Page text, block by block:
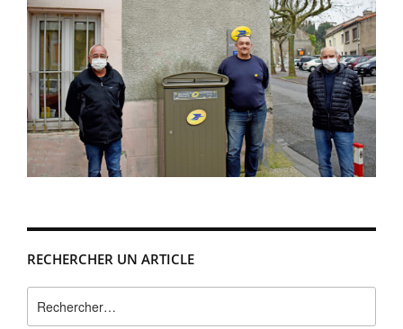
RECHERCHER UN ARTICLE